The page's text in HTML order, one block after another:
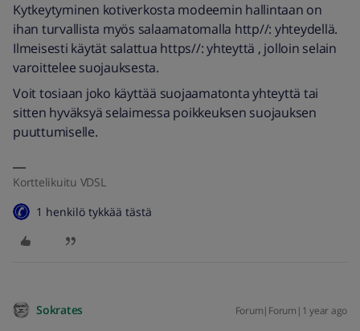
Kytkeytyminen kotiverkosta modeemin hallintaan on
ihan turvallista myös salaamatomalla http//: yhteydellä.
Ilmeisesti käytät salattua https//: yhteyttä , jolloin selain
varoittelee suojauksesta.
Voit tosiaan joko käyttää suojaamatonta yhteyttä tai
sitten hyväksyä selaimessa poikkeuksen suojauksen
puuttumiselle.
Korttelikuitu VDSL
1 henkilö tykkää tästä
Sokrates Forum|Forum|1 year ago